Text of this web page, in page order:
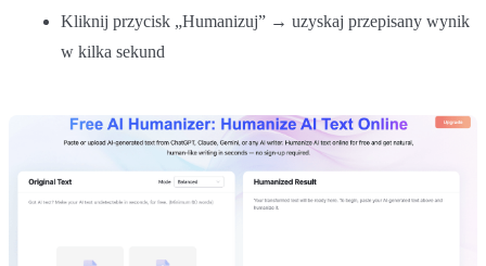
Kliknij przycisk „Humanizuj” → uzyskaj przepisany wynik
w kilka sekund